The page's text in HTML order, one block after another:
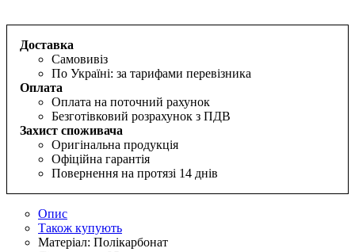
Опис
Також купують
Матеріал: Полікарбонат
Доставка
Самовивіз
По Україні: за тарифами перевізника
Оплата
Оплата на поточний рахунок
Безготівковий розрахунок з ПДВ
Захист споживача
Оригінальна продукція
Офіційна гарантія
Повернення на протязі 14 днів